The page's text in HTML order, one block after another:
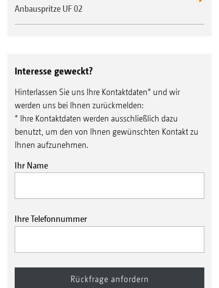
Anbauspritze UF 02
Interesse geweckt?
Hinterlassen Sie uns Ihre Kontaktdaten* und wir
werden uns bei Ihnen zurückmelden:
* Ihre Kontaktdaten werden ausschließlich dazu
benutzt, um den von Ihnen gewünschten Kontakt zu
Ihnen aufzunehmen.
Ihr Name
Ihre Telefonnummer